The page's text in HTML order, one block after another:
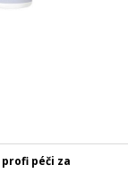
péči za